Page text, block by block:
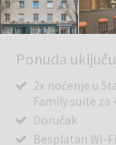
Ponuda
2x noćenje u
Family suite za
Doručak
Besplatan Wi-Fi